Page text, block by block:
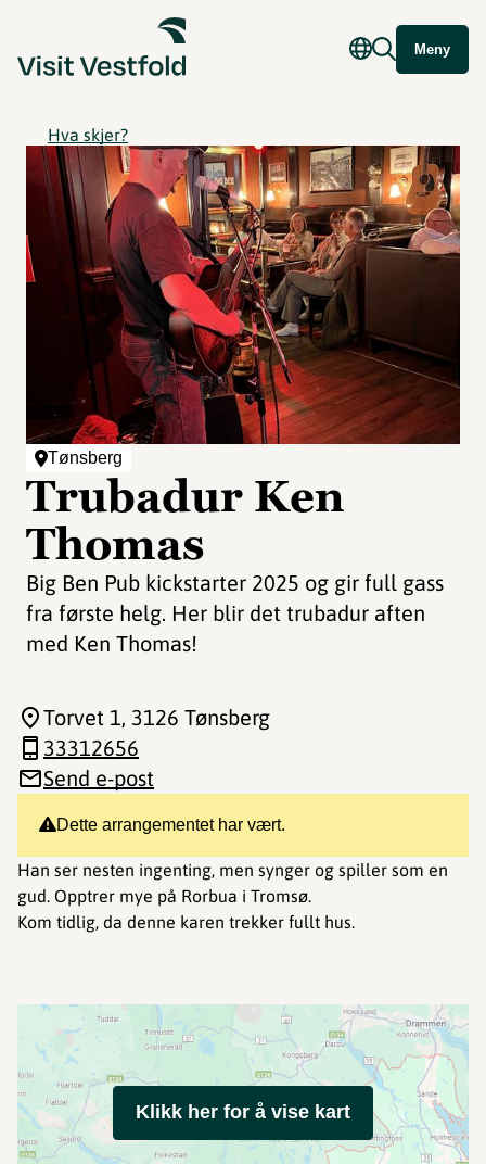
Meny
Hva skjer?
Tønsberg
Trubadur Ken
Thomas
Big Ben Pub kickstarter 2025 og gir full gass
fra første helg. Her blir det trubadur aften
med Ken Thomas!
Dette arrangementet har vært.
Han ser nesten ingenting, men synger og spiller som en
gud. Opptrer mye på Rorbua i Tromsø.
Kom tidlig, da denne karen trekker fullt hus.
Torvet 1, 3126 Tønsberg
33312656
Send e-post
Klikk her for å vise kart